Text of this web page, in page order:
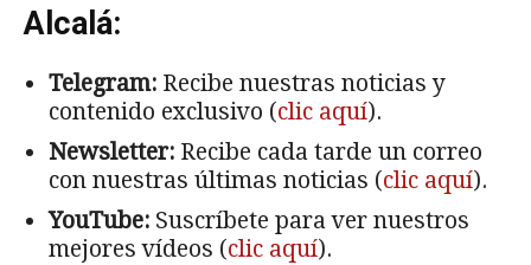
Alcalá:
Telegram: Recibe nuestras noticias y
contenido exclusivo (clic aquí).
Newsletter: Recibe cada tarde un correo
con nuestras últimas noticias (clic aquí).
YouTube: Suscríbete para ver nuestros
mejores vídeos (clic aquí).